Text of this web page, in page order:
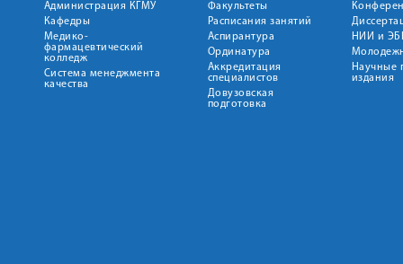
Администрация КГМУ
Кафедры
Медико-
фармацевтический
колледж
Система менеджмента
качества
Факультеты
Расписания занятий
Аспирантура
Ординатура
Аккредитация
специалистов
Довузовская
подготовка
НИИ и
Научные
издания